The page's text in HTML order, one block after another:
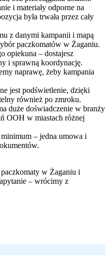
i materiały odporne na
była trwała przez cały
z danymi kampanii i mapą
paczkomatów w Żaganiu.
opiekuna – dostajesz
i sprawną koordynację.
naprawę, żeby kampania
jest podświetlenie, dzięki
również po zmroku.
duże doświadczenie w branży
OOH w miastach różnej
– jedna umowa i
w Żaganiu i
– wrócimy z